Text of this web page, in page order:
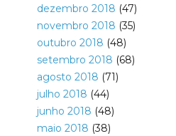
dezembro 2018 (47)
novembro 2018 (35)
outubro 2018 (48)
setembro 2018 (68)
agosto 2018 (71)
julho 2018 (44)
junho 2018 (48)
maio 2018 (38)